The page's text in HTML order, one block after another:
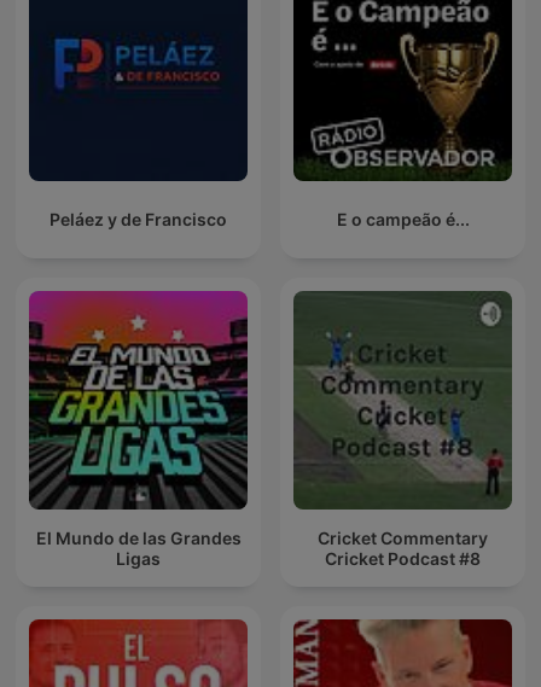
Peláez y de Francisco E o campeão é...
El Mundo de las Grandes
Ligas
Cricket Commentary
Cricket Podcast #8